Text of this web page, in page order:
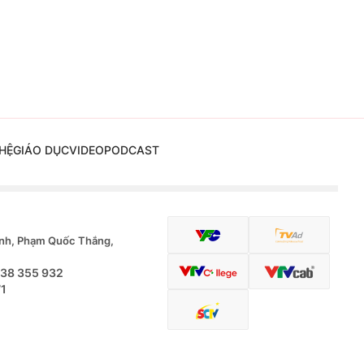
GIÁO DỤCVIDEOPODCAST
Phạm Quốc Thắng,
355 932